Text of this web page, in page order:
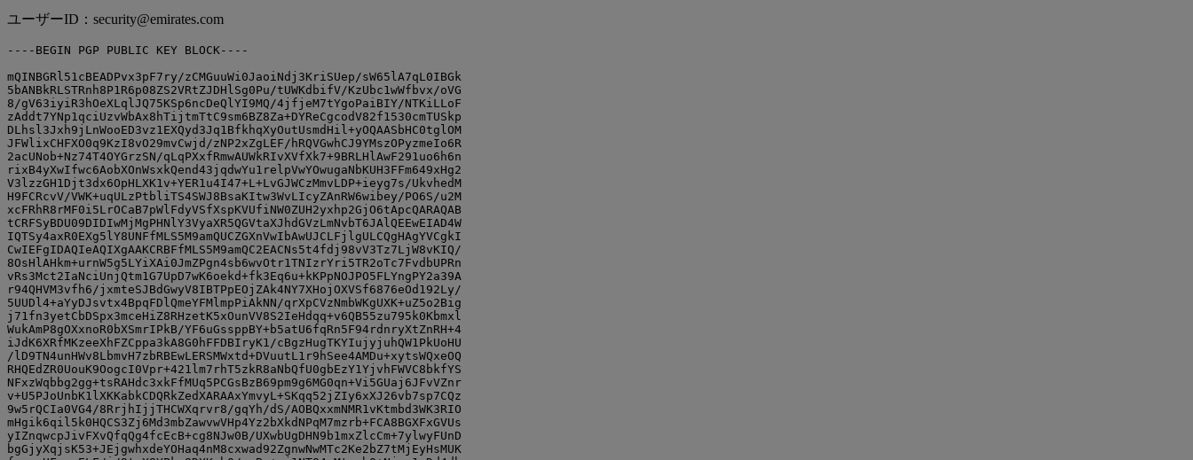
ユーザーID：security@emirates.com
----BEGIN PGP PUBLIC KEY BLOCK----
mQINBGRl51cBEADPvx3pF7ry/zCMGuuWi0JaoiNdj3KriSUep/sW65lA7qL0IBGk
5bANBkRLSTRnh8P1R6p08ZS2VRtZJDHlSg0Pu/tUWKdbifV/KzUbc1wWfbvx/oVG
8/gV63iyiR3hOeXLqlJQ75KSp6ncDeQlYI9MQ/4jfjeM7tYgoPaiBIY/NTKiLLoF
zAddt7YNp1qciUzvWbAx8hTijtmTtC9sm6BZ8Za+DYReCgcodV82f1530cmTUSkp
DLhsl3Jxh9jLnWooED3vz1EXQyd3Jq1BfkhqXyOutUsmdHil+yOQAASbHC0tglOM
JFWlixCHFXO0q9KzI8vO29mvCwjd/zNP2xZgLEF/hRQVGwhCJ9YMszOPyzmeIo6R
2acUNob+Nz74T4OYGrzSN/qLqPXxfRmwAUWkRIvXVfXk7+9BRLHlAwF291uo6h6n
rixB4yXwIfwc6AobXOnWsxkQend43jqdwYu1relpVwYOwugaNbKUH3FFm649xHg2
V3lzzGH1Djt3dx6OpHLXK1v+YER1u4I47+L+LvGJWCzMmvLDP+ieyg7s/UkvhedM
H9FCRcvV/VWK+uqULzPtbliTS4SWJ8BsaKItw3WvLIcyZAnRW6wibey/PO6S/u2M
xcFRhR8rMF0i5LrOCaB7pWlFdyVSfXspKVUfiNW0ZUH2yxhp2GjO6tApcQARAQAB
tCRFSyBDU09DIDIwMjMgPHNlY3VyaXR5QGVtaXJhdGVzLmNvbT6JAlQEEwEIAD4W
IQTSy4axR0EXg5lY8UNFfMLS5M9amQUCZGXnVwIbAwUJCLFjlgULCQgHAgYVCgkI
CwIEFgIDAQIeAQIXgAAKCRBFfMLS5M9amQC2EACNs5t4fdj98vV3Tz7LjW8vKIQ/
8OsHlAHkm+urnW5g5LYiXAi0JmZPgn4sb6wvOtr1TNIzrYri5TR2oTc7FvdbUPRn
vRs3Mct2IaNciUnjQtm1G7UpD7wK6oekd+fk3Eq6u+kKPpNOJPO5FLYngPY2a39A
r94QHVM3vfh6/jxmteSJBdGwyV8IBTPpEOjZAk4NY7XHojOXVSf6876eOd192Ly/
5UUDl4+aYyDJsvtx4BpqFDlQmeYFMlmpPiAkNN/qrXpCVzNmbWKgUXK+uZ5o2Big
j71fn3yetCbDSpx3mceHiZ8RHzetK5xOunVV8S2IeHdqq+v6QB55zu795k0Kbmxl
WukAmP8gOXxnoR0bXSmrIPkB/YF6uGssppBY+b5atU6fqRn5F94rdnryXtZnRH+4
iJdK6XRfMKzeeXhFZCppa3kA8G0hFFDBIryK1/cBgzHugTKYIujyjuhQW1PkUoHU
/lD9TN4unHWv8LbmvH7zbRBEwLERSMWxtd+DVuutL1r9hSee4AMDu+xytsWQxeOQ
RHQEdZR0UouK9OogcI0Vpr+421lm7rhT5zkR8aNbQfU0gbEzY1YjvhFWVC8bkfYS
NFxzWqbbg2gg+tsRAHdc3xkFfMUq5PCGsBzB69pm9g6MG0qn+Vi5GUaj6JFvVZnr
v+U5PJoUnbK1lXKKabkCDQRkZedXARAAxYmvyL+SKqq52jZIy6xXJ26vb7sp7CQz
9w5rQCIa0VG4/8RrjhIjjTHCWXqrvr8/gqYh/dS/AOBQxxmNMR1vKtmbd3WK3RIO
mHgik6qil5k0HQCS3Zj6Md3mbZawvwVHp4Yz2bXkdNPqM7mzrb+FCA8BGXFxGVUs
yIZnqwcpJivFXvQfqQg4fcEcB+cg8NJw0B/UXwbUgDHN9b1mxZlcCm+7ylwyFUnD
bgGjyXqjsK53+JEjgwhxdeYOHaq4nM8cxwad92ZgnwNwMTc2Ke2bZ7tMjEyHsMUK